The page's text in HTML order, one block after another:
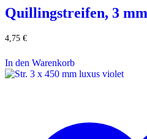
Quillingstreifen, 3
4,75 €
In den Warenkorb